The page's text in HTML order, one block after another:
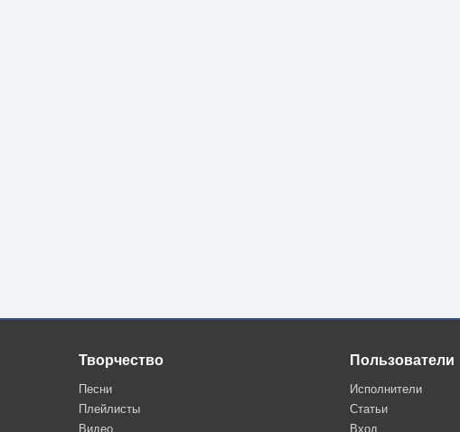
Творчество
Песни
Плейлисты
Видео
Пользователи
Исполнители
Статьи
Вход